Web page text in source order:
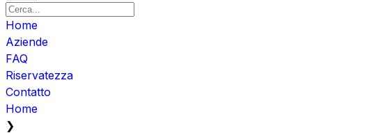
Home
Aziende
FAQ
Riservatezza
Contatto
Home
❯